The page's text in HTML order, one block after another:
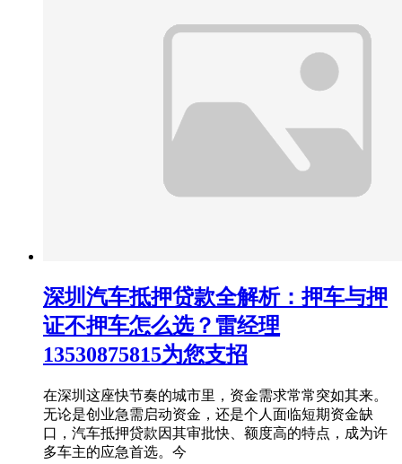
深圳汽车抵押贷款全解析：押车与押
证不押车怎么选？雷经理
13530875815为您支招
在深圳这座快节奏的城市里，资金需求常常突如其来。
无论是创业急需启动资金，还是个人面临短期资金缺
口，汽车抵押贷款因其审批快、额度高的特点，成为许
多车主的应急首选。今